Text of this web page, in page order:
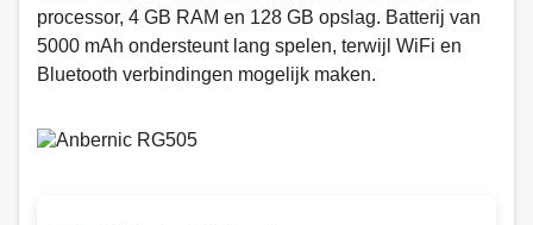
processor, 4 GB RAM en 128 GB opslag. Batterij van
5000 mAh ondersteunt lang spelen, terwijl WiFi en
Bluetooth verbindingen mogelijk maken.